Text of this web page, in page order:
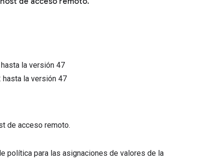
hasta la versión 47
hasta la versión 47
de acceso remoto.
política para las asignaciones de valores de la